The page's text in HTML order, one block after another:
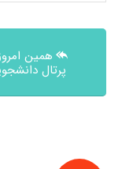
همین
پرتال